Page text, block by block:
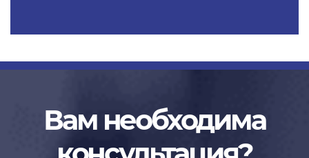
Вам необходима